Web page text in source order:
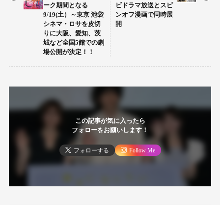
ーク期間となる
9/19(土）～東京 池袋
シネマ・ロサを皮切
りに大阪、愛知、茨
城など全国5館での劇
場公開が決定！！
ビドラマ放送とスピ
ンオフ漫画で同時展
開
この記事が気に入ったら
フォローをお願いします！
フォローする Follow Me